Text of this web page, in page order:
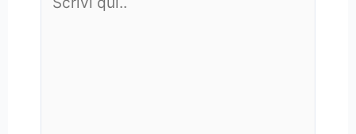
qui..